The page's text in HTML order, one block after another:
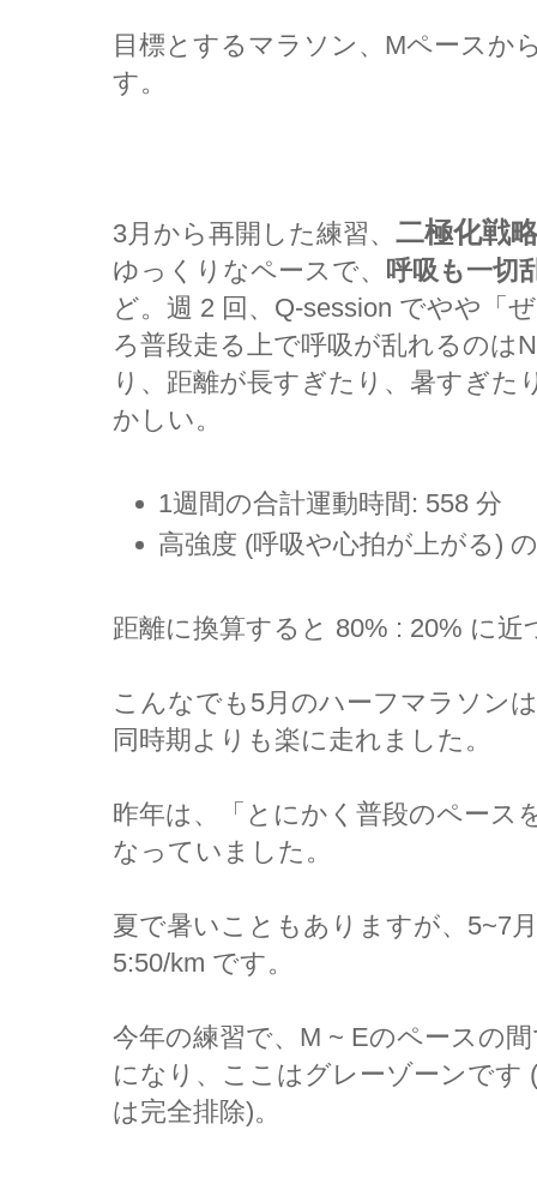
目標とするマラソン、Mペースか
す。
3月から再開した練習、 二極化戦
ゆっくりなペースで、
呼吸も一切
ど。週 2 回、Q-session でやや「
ろ普段走る上で呼吸が乱れるのは
り、距離が長すぎたり、暑すぎた
かしい。
1週間の合計運動時間: 558 分
高強度 (呼吸や心拍が上がる)
距離に換算すると 80% : 20% に近
こんなでも5月のハーフマラソン
同時期よりも楽に走れました。
昨年は、「とにかく普段のペース
なっていました。
夏で暑いこともありますが、5~7
5:50/km です。
今年の練習で、M ~ Eのペースの
になり、ここはグレーゾーンです
は完全排除)。